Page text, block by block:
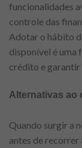
funcionalidades
controle das
Adotar o hábito
disponível é uma
crédito e garantir
Alternativas ao
Quando surgir a
antes de recorrer